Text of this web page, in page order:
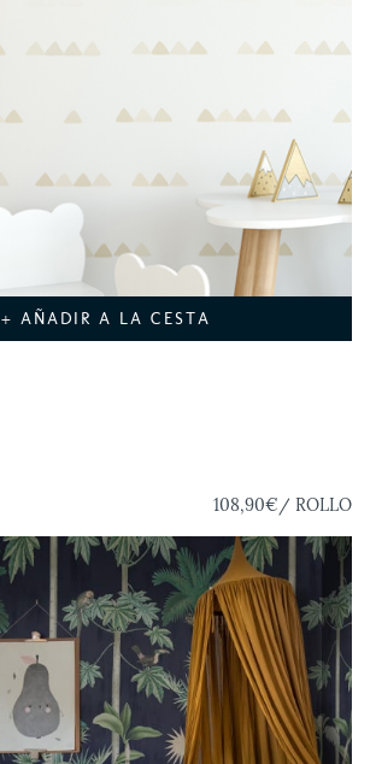
+ AÑADIR A LA CESTA
108,90€ / ROLLO